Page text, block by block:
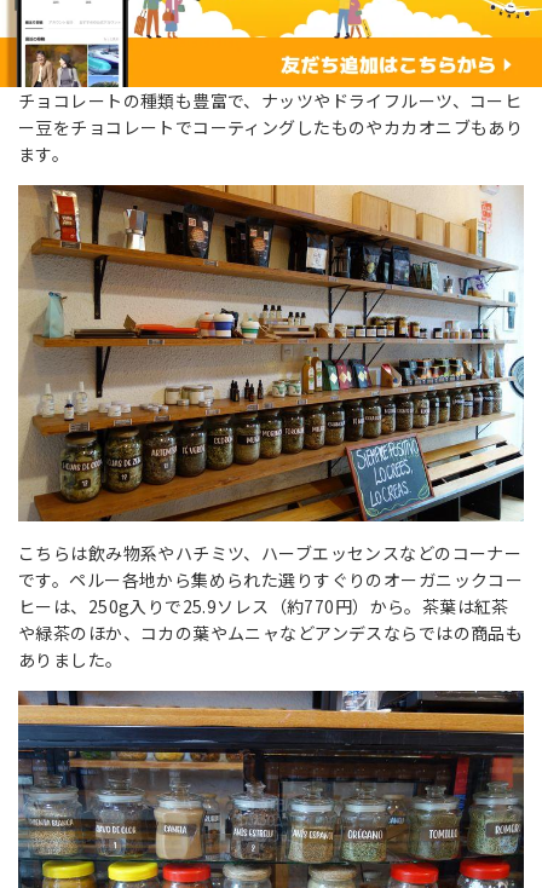
チョコレートの種類も豊富で、ナッツやドライフルーツ、コーヒ
ー豆をチョコレートでコーティングしたものやカカオニブもあり
ます。
こちらは飲み物系やハチミツ、ハーブエッセンスなどのコーナー
です。ペルー各地から集められた選りすぐりのオーガニックコー
ヒーは、250g入りで25.9ソレス（約770円）から。茶葉は紅茶
や緑茶のほか、コカの葉やムニャなどアンデスならではの商品も
ありました。